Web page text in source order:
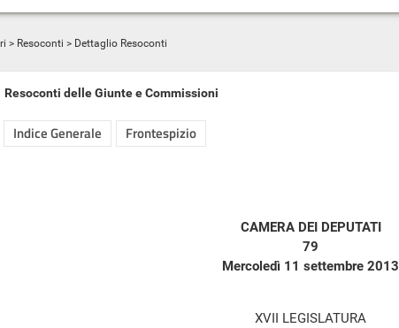
> Resoconti > Dettaglio Resoconti
Resoconti delle Giunte e Commissioni
Indice Generale Frontespizio
CAMERA DEI DEPUTATI
79
Mercoledì 11 settembre 2013
XVII LEGISLATURA